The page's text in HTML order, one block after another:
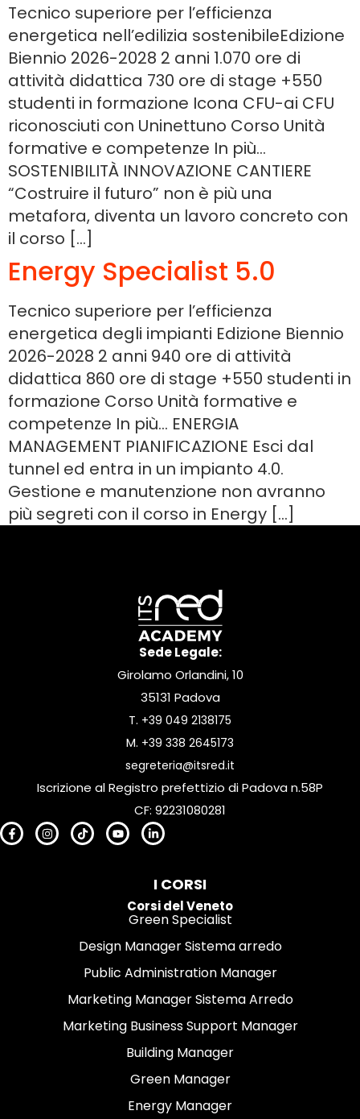
Tecnico superiore per l’efficienza
energetica nell’edilizia sostenibileEdizione
Biennio 2026-2028 2 anni 1.070 ore di
attività didattica 730 ore di stage +550
studenti in formazione Icona CFU-ai CFU
riconosciuti con Uninettuno Corso Unità
formative e competenze In più…
SOSTENIBILITÀ INNOVAZIONE CANTIERE
“Costruire il futuro” non è più una
metafora, diventa un lavoro concreto con
il corso […]
Energy Specialist 5.0
Tecnico superiore per l’efficienza
energetica degli impianti Edizione Biennio
2026-2028 2 anni 940 ore di attività
didattica 860 ore di stage +550 studenti in
formazione Corso Unità formative e
competenze In più… ENERGIA
MANAGEMENT PIANIFICAZIONE Esci dal
tunnel ed entra in un impianto 4.0.
Gestione e manutenzione non avranno
più segreti con il corso in Energy […]
Sede Legale:
Girolamo Orlandini, 10
35131 Padova
T. +39 049 2138175
M. +39 338 2645173
segreteria@itsred.it
Iscrizione al Registro prefettizio di Padova n.58P
CF: 92231080281
I CORSI
Corsi del Veneto
Green Specialist
Design Manager Sistema arredo
Public Administration Manager
Marketing Manager Sistema Arredo
Marketing Business Support Manager
Building Manager
Green Manager
Energy Manager